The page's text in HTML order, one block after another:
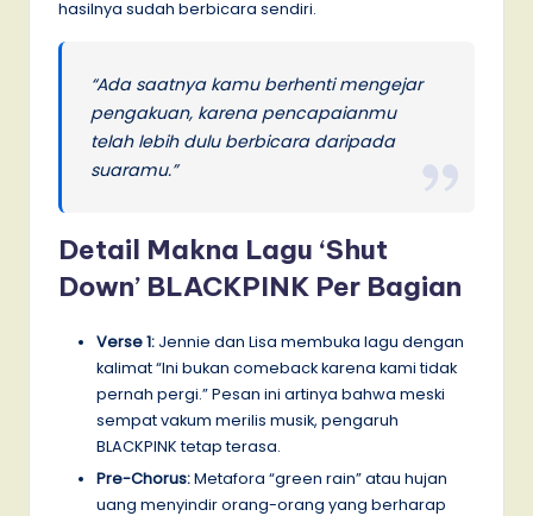
hasilnya sudah berbicara sendiri.
“Ada saatnya kamu berhenti mengejar
pengakuan, karena pencapaianmu
telah lebih dulu berbicara daripada
suaramu.”
Detail Makna Lagu ‘Shut
Down’ BLACKPINK Per Bagian
Verse 1: Jennie dan Lisa membuka lagu dengan
kalimat “Ini bukan comeback karena kami tidak
pernah pergi.” Pesan ini artinya bahwa meski
sempat vakum merilis musik, pengaruh
BLACKPINK tetap terasa.
Pre-Chorus:Metafora “green rain” atau hujan
uang menyindir orang-orang yang berharap